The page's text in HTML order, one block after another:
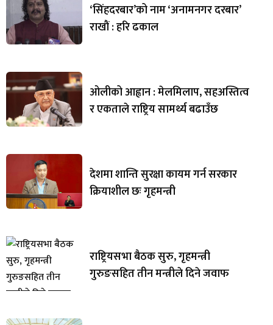
‘सिंहदरबार’को नाम ‘अनामनगर दरबार’
राखाैं : हरि ढकाल
ओलीको आह्वान : मेलमिलाप, सहअस्तित्व
र एकताले राष्ट्रिय सामर्थ्य बढाउँछ
देशमा शान्ति सुरक्षा कायम गर्न सरकार
क्रियाशील छः गृहमन्त्री
राष्ट्रियसभा बैठक सुरु, गृहमन्त्री
गुरुङसहित तीन मन्त्रीले दिने जवाफ